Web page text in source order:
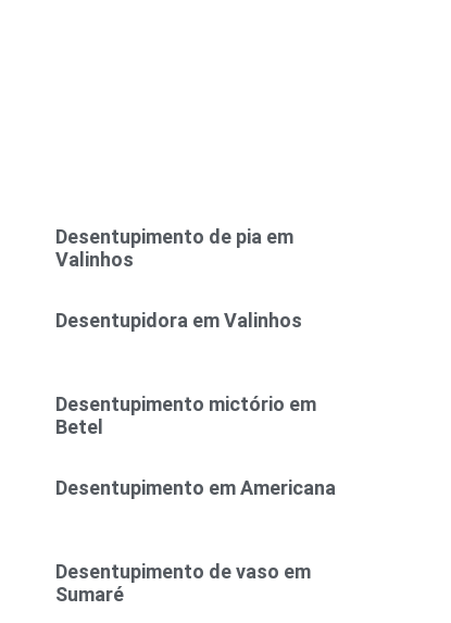
Desentupimento de pia em
Valinhos
Desentupidora em Valinhos
Desentupimento mictório em
Betel
Desentupimento em Americana
Desentupimento de vaso em
Sumaré